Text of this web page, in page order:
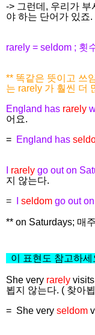
-> 그런데, 우리가 부
야 하는 단어가 있죠.
rarely = seldom ; 횟
** 똑같은 뜻이고 쓰
는 rarely 가 훨씬 더
England has rarely
어요.
= England has
rarely go out on
지 않는다.
=
seldom go out
** on Saturdays; 매
이 표현도 참고하세
She very rarely
뵙지 않는다. ( 찾아
= She very seldom